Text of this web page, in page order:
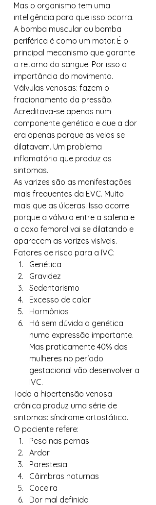
Mas o organismo tem uma
inteligência para que isso ocorra.
A bomba muscular ou bomba
periférica é como um motor. É o
principal mecanismo que garante
o retorno do sangue. Por isso a
importância do movimento.
Válvulas venosas: fazem o
fracionamento da pressão.
Acreditava-se apenas num
componente genético e que a dor
era apenas porque as veias se
dilatavam. Um problema
inflamatório que produz os
sintomas.
As varizes são as manifestações
mais frequentes da EVC. Muito
mais que as úlceras. Isso ocorre
porque a válvula entre a safena e
a coxo femoral vai se dilatando e
aparecem as varizes visíveis.
Fatores de risco para a IVC:
Genética
Gravidez
Sedentarismo
Excesso de calor
Hormônios
Há sem dúvida a genética
numa expressão importante.
Mas praticamente 40% das
mulheres no período
gestacional vão desenvolver a
IVC.
Toda a hipertensão venosa
crônica produz uma série de
sintomas: síndrome ortostática.
O paciente refere:
Peso nas pernas
Ardor
Parestesia
Câimbras noturnas
Coceira
Dor mal definida